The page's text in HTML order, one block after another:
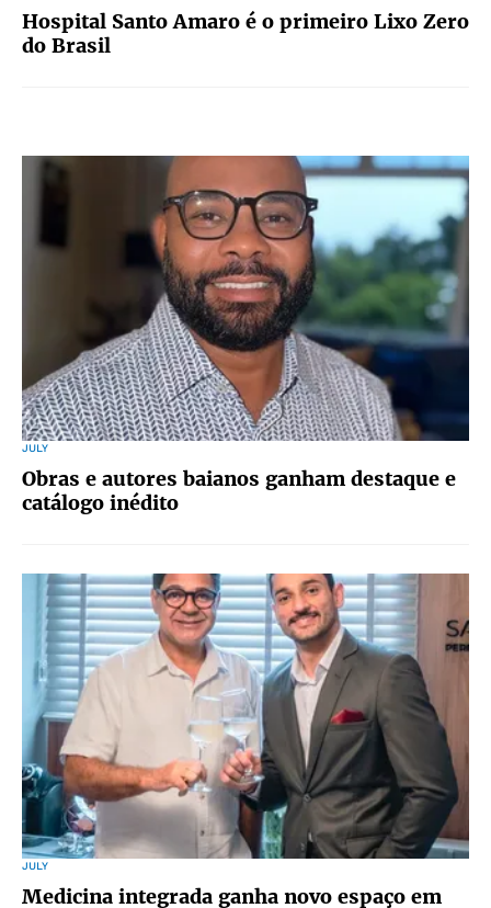
Hospital Santo Amaro é o primeiro Lixo Zero
do Brasil
JULY
Obras e autores baianos ganham destaque e
catálogo inédito
JULY
Medicina integrada ganha novo espaço em